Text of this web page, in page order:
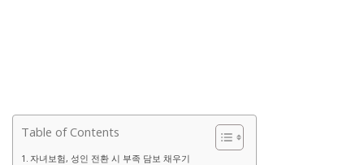
Table of Contents
자녀보험, 성인 전환 시 부족 담보 채우기